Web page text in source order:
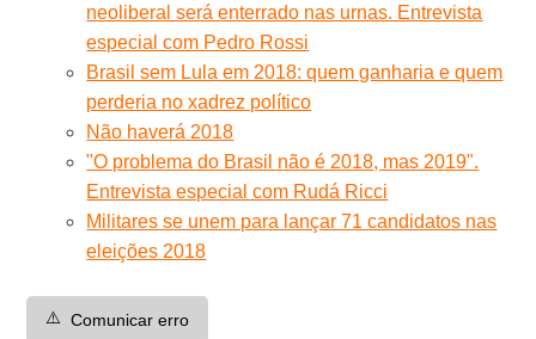
neoliberal será enterrado nas urnas. Entrevista
especial com Pedro Rossi
Brasil sem Lula em 2018: quem ganharia e quem
perderia no xadrez político
Não haverá 2018
"O problema do Brasil não é 2018, mas 2019".
Entrevista especial com Rudá Ricci
Militares se unem para lançar 71 candidatos nas
eleições 2018
⚠️ Comunicar erro